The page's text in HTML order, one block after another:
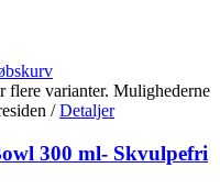
flere varianter. Mulighederne
/ Detaljer
300 ml- Skvulpefri